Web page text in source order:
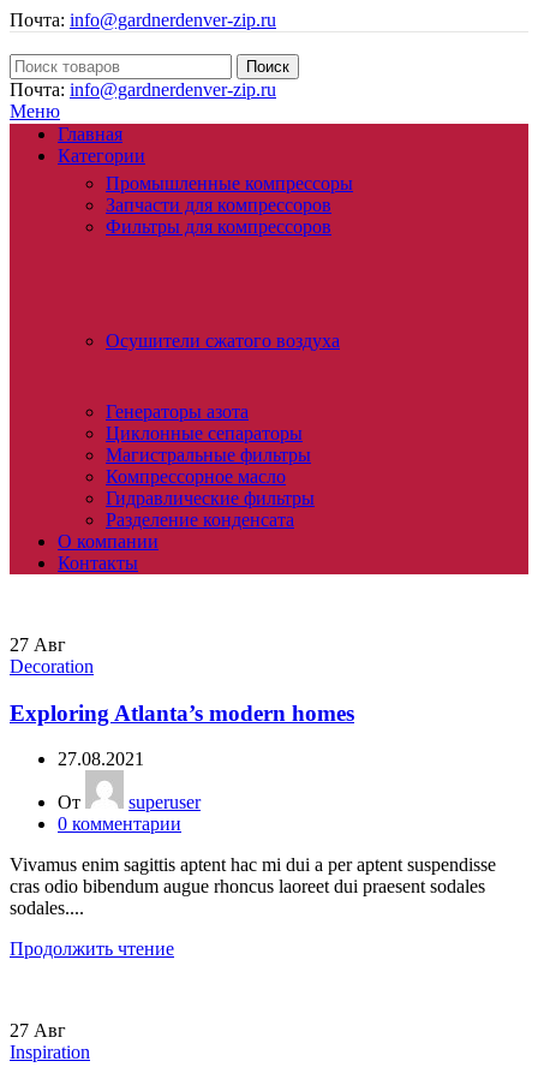
Почта: info@gardnerdenver-zip.ru
Поиск
Почта: info@gardnerdenver-zip.ru
Меню
Главная
Категории
Промышленные компрессоры
Запчасти для компрессоров
Фильтры для компрессоров
Осушители сжатого воздуха
Генераторы азота
Циклонные сепараторы
Магистральные фильтры
Компрессорное масло
Гидравлические фильтры
Разделение конденсата
О компании
Контакты
27 Авг
Decoration
Exploring Atlanta’s modern homes
27.08.2021
От
superuser
0 комментарии
Vivamus enim sagittis aptent hac mi dui a per aptent suspendisse
cras odio bibendum augue rhoncus laoreet dui praesent sodales
sodales....
Продолжить чтение
27 Авг
Inspiration